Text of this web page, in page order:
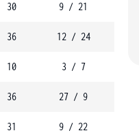
30 9 / 21
36 12 / 24
10 3 / 7
36 27 / 9
31 9 / 22